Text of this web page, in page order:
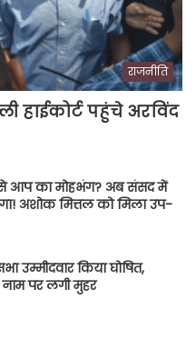
राजनीति
हाईकोर्ट पहुंचे अरविंद
से आप का मोहभंग? अब संसद में
अशोक मित्तल को मिला उप-
उम्मीदवार किया घोषित,
नाम पर लगी मुहर